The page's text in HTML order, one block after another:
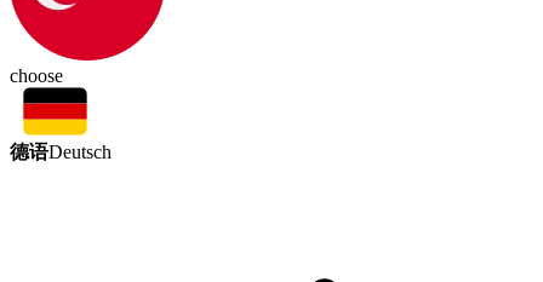
choose
德语Deutsch